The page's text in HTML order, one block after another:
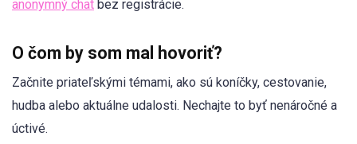
anonymný chat bez registrácie.
O čom by som mal hovoriť?
Začnite priateľskými témami, ako sú koníčky, cestovanie,
hudba alebo aktuálne udalosti. Nechajte to byť nenáročné a
úctivé.